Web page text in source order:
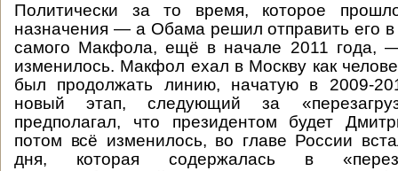
Политически за то время, которое
назначения — а Обама решил отправить его
самого Макфола, ещё в начале 2011 года,
изменилось. Макфол ехал в Москву как
был продолжать линию, начатую в 2009-
новый этап, следующий за
предполагал, что президентом будет
потом всё изменилось, во главе России
дня, которая содержалась в